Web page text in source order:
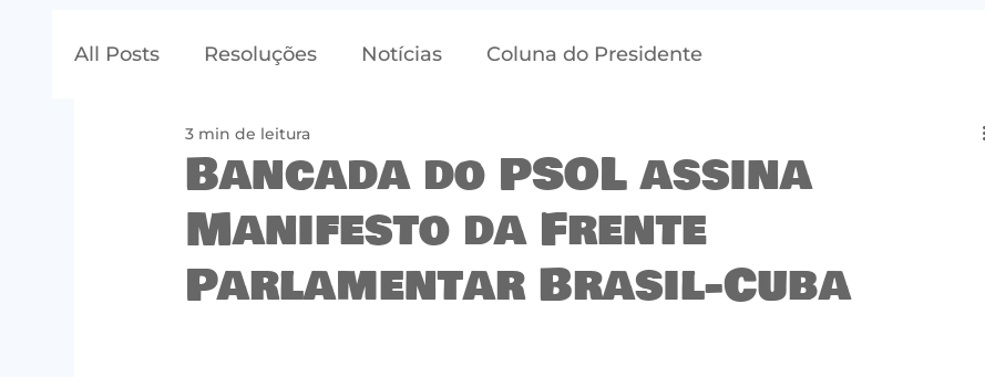
All Posts Resoluções Notícias Coluna do Presidente
Bancada do PSOL assina
Manifesto da Frente
Parlamentar Brasil-Cuba
3 min de leitura